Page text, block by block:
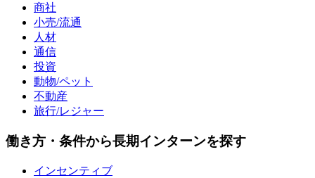
商社
小売/流通
人材
通信
投資
動物/ペット
不動産
旅行/レジャー
働き方・条件から長期インターンを探す
インセンティブ